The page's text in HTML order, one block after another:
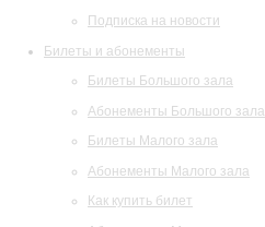
Подписка на новости
Билеты и абонементы
Билеты Большого зала
Абонементы Большого зала
Билеты Малого зала
Абонементы Малого зала
Как купить билет